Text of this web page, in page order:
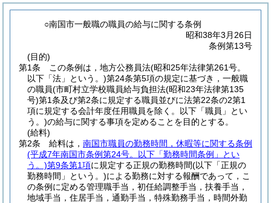
○南国市一般職の職員の給与に関する条例
昭和38年3月26日
条例第13号
(目的)
第1条
この条例は，地方公務員法(昭和25年法律第261号。
以下「法」という。)第24条第5項の規定に基づき，一般職
の職員(市町村立学校職員給与負担法(昭和23年法律第135
号)第1条及び第2条に規定する職員並びに法第22条の2第1
項に規定する会計年度任用職員を除く。以下「職員」とい
う。)の給与に関する事項を定めることを目的とする。
(給料)
第2条
給料は， 南国市職員の勤務時間，休暇等に関する条例
(平成7年南国市条例第24号。以下「勤務時間条例」とい
う。)第9条第1項に規定する正規の勤務時間(以下「正規の
勤務時間」という。)による勤務に対する報酬であって，こ
の条例に定める管理職手当，初任給調整手当，扶養手当，
地域手当，住居手当，通勤手当，特殊勤務手当，時間外勤